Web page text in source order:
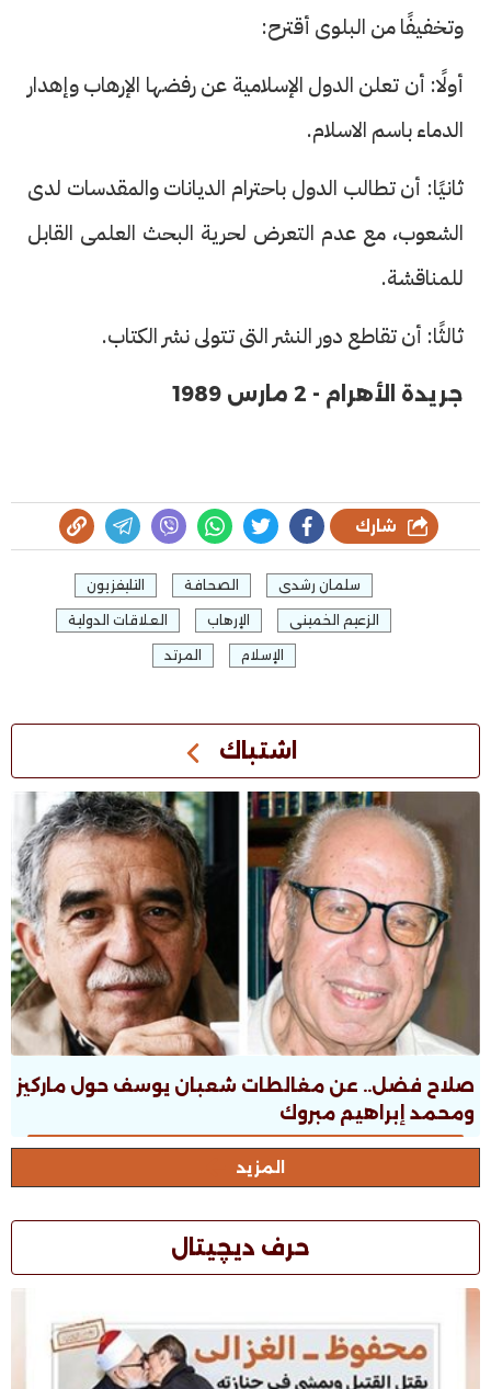
وتخفيفًا من البلوى أقترح:
أولًا: أن تعلن الدول الإسلامية عن رفضها الإرهاب وإهدار
الدماء باسم الاسلام.
ثانيًا: أن تطالب الدول باحترام الديانات والمقدسات لدى
الشعوب، مع عدم التعرض لحرية البحث العلمى القابل
للمناقشة.
ثالثًا: أن تقاطع دور النشر التى تتولى نشر الكتاب.
جريدة الأهرام - 2 مارس 1989
شارك
سلمان رشدى الصحافة التليفزيون
الزعيم الخمينى الإرهاب العلاقات الدولية
الإسلام المرتد
اشتباك
صلاح فضل.. عن مغالطات شعبان يوسف حول ماركيز
ومحمد إبراهيم مبروك
المزيد
حرف ديچيتال